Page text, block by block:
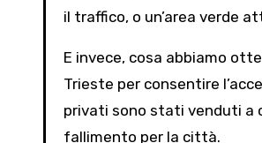
il traffico, o un’area verde
E invece, cosa abbiamo
Trieste per consentire
privati sono stati venduti a
fallimento per la città.